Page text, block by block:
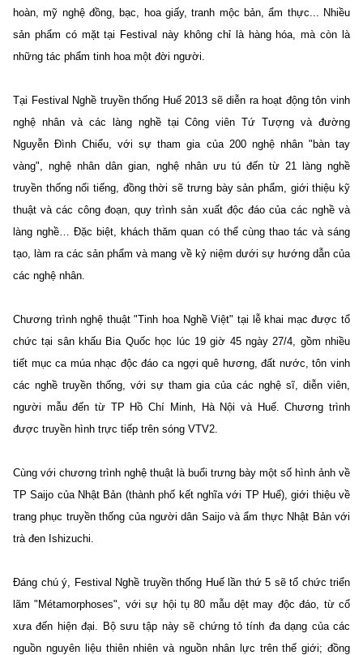
hoàn, mỹ nghệ đồng, bạc, hoa giấy, tranh mộc bản, ẩm thực... Nhiều
sản phẩm có mặt tại Festival này không chỉ là hàng hóa, mà còn là
những tác phẩm tinh hoa một đời người.
Tại Festival Nghề truyền thống Huế 2013 sẽ diễn ra hoạt động tôn vinh
nghệ nhân và các làng nghề tại Công viên Tứ Tượng và đường
Nguyễn Đình Chiểu, với sự tham gia của 200 nghệ nhân "bàn tay
vàng", nghệ nhân dân gian, nghệ nhân ưu tú đến từ 21 làng nghề
truyền thống nổi tiếng, đồng thời sẽ trưng bày sản phẩm, giới thiệu kỹ
thuật và các công đoạn, quy trình sản xuất độc đáo của các nghề và
làng nghề… Đặc biệt, khách thăm quan có thể cùng thao tác và sáng
tạo, làm ra các sản phẩm và mang về kỷ niệm dưới sự hướng dẫn của
các nghệ nhân.
Chương trình nghệ thuật "Tinh hoa Nghề Việt" tại lễ khai mạc được tổ
chức tại sân khấu Bia Quốc học lúc 19 giờ 45 ngày 27/4, gồm nhiều
tiết mục ca múa nhạc độc đáo ca ngợi quê hương, đất nước, tôn vinh
các nghề truyền thống, với sự tham gia của các nghệ sĩ, diễn viên,
người mẫu đến từ TP Hồ Chí Minh, Hà Nội và Huế. Chương trình
được truyền hình trực tiếp trên sóng VTV2.
Cùng với chương trình nghệ thuật là buổi trưng bày một số hình ảnh về
TP Saijo của Nhật Bản (thành phố kết nghĩa với TP Huế), giới thiệu về
trang phục truyền thống của người dân Saijo và ẩm thực Nhật Bản với
trà đen Ishizuchi.
Đáng chú ý, Festival Nghề truyền thống Huế lần thứ 5 sẽ tổ chức triển
lãm "Métamorphoses", với sự hội tụ 80 mẫu dệt may độc đáo, từ cổ
xưa đến hiện đại. Bộ sưu tập này sẽ chứng tỏ tính đa dạng của các
nguồn nguyên liệu thiên nhiên và nguồn nhân lực trên thế giới; đồng